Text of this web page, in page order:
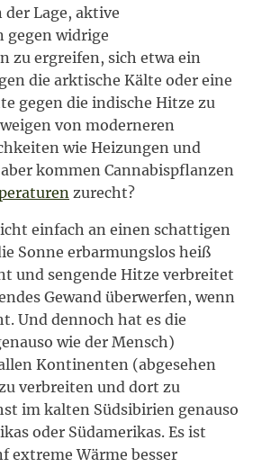
der Lage, aktive
gegen widrige
zu ergreifen, sich etwa ein
die arktische Kälte oder eine
gegen die indische Hitze zu
von moderneren
wie Heizungen und
kommen Cannabispflanzen
zurecht?
einfach an einen schattigen
Sonne erbarmungslos heiß
und sengende Hitze verbreitet
Gewand überwerfen, wenn
Und dennoch hat es die
wie der Mensch)
Kontinenten (abgesehen
verbreiten und dort zu
im kalten Südsibirien genauso
oder Südamerikas. Es ist
extreme Wärme besser